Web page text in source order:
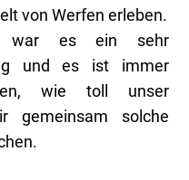
von Werfen erleben.
war es ein sehr
und es ist immer
wie toll unser
gemeinsam solche